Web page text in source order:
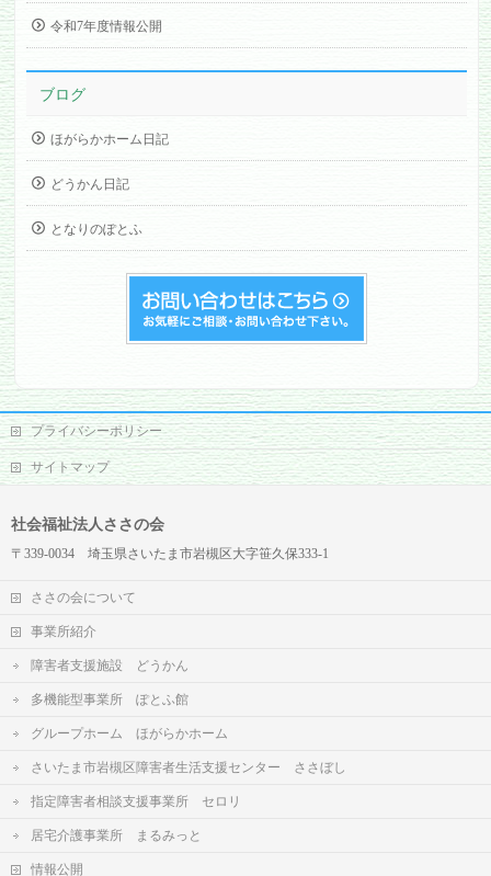
令和7年度情報公開
ブログ
ほがらかホーム日記
どうかん日記
となりのぽとふ
プライバシーポリシー
サイトマップ
社会福祉法人ささの会
〒339-0034 埼玉県さいたま市岩槻区大字笹久保333-1
ささの会について
事業所紹介
障害者支援施設 どうかん
多機能型事業所 ぽとふ館
グループホーム ほがらかホーム
さいたま市岩槻区障害者生活支援センター ささぼし
指定障害者相談支援事業所 セロリ
居宅介護事業所 まるみっと
情報公開